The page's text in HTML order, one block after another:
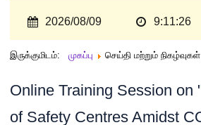
2026/08/09 9:11:27
இருக்குமிடம்: முகப்பு செய்தி மற்றும் நிகழ்வுகள்
Online Training Session on
of Safety Centres Amidst